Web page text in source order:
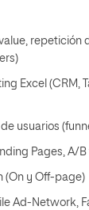
repetición
Excel (CRM,
usuarios
Pages, A/
(On y Off-page)
Ad-Network,